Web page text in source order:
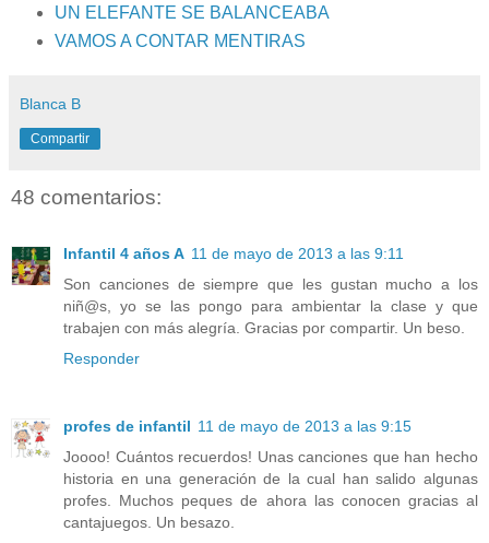
UN ELEFANTE SE BALANCEABA
VAMOS A CONTAR MENTIRAS
Blanca B
Compartir
48 comentarios:
Infantil 4 años A 11 de mayo de 2013 a las 9:11
Son canciones de siempre que les gustan mucho a los
niñ@s, yo se las pongo para ambientar la clase y que
trabajen con más alegría. Gracias por compartir. Un beso.
Responder
profes de infantil 11 de mayo de 2013 a las 9:15
Joooo! Cuántos recuerdos! Unas canciones que han hecho
historia en una generación de la cual han salido algunas
profes. Muchos peques de ahora las conocen gracias al
cantajuegos. Un besazo.